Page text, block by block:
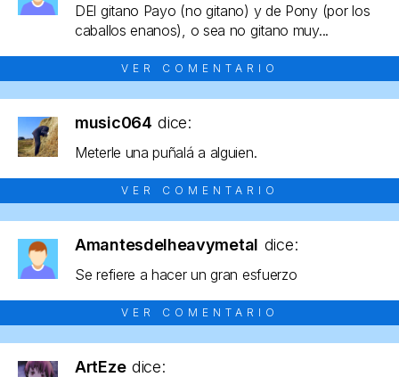
DEl gitano Payo (no gitano) y de Pony (por los
caballos enanos), o sea no gitano muy...
VER COMENTARIO
music064 dice:
Meterle una puñalá a alguien.
VER COMENTARIO
Amantesdelheavymetal dice:
Se refiere a hacer un gran esfuerzo
VER COMENTARIO
ArtEze dice: